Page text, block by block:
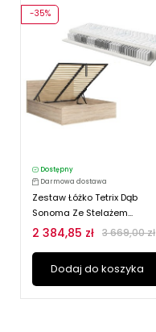
Dostępny
Darmowa dostawa
Zestaw Łóżko Tetrix Dąb
Sonoma Ze Stelażem...
2 384,85 zł 3 669,00 zł
Dodaj do koszyka
-35%